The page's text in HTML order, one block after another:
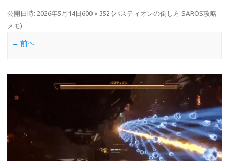
公開日時: 2026年5月14日 600 × 352 (バスティオンの倒し方 SAROS攻略
メモ)
← 前へ